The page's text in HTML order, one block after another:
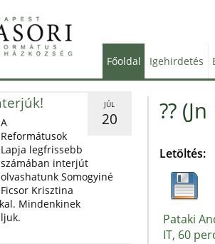
Főoldal Igehirdetés
JÚL
20
A
Reformátusok
Lapja legfrissebb
számában interjút
olvashatunk Somogyiné
Ficsor Krisztina
Mindenkinek
??
Letöltés:
Pataki
IT, 60